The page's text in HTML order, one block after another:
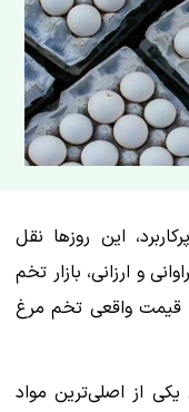
این روزها نقل
و ارزانی، بازار تخم
قیمت واقعی تخم مرغ
از اصلی‌ترین مواد